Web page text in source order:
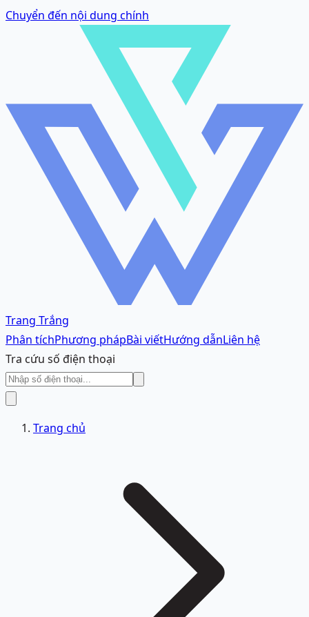
Chuyển đến nội dung chính
Trang Trắng
Phân tíchPhương phápBài viếtHướng dẫnLiên hệ
Tra cứu số điện thoại
Trang chủ